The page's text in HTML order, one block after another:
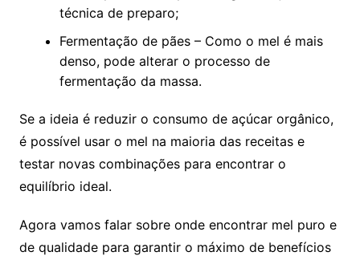
técnica de preparo;
Fermentação de pães – Como o mel é mais
denso, pode alterar o processo de
fermentação da massa.
Se a ideia é reduzir o consumo de açúcar orgânico,
é possível usar o mel na maioria das receitas e
testar novas combinações para encontrar o
equilíbrio ideal.
Agora vamos falar sobre onde encontrar mel puro e
de qualidade para garantir o máximo de benefícios